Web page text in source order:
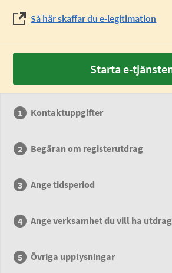
Så här skaffar du e-legitimation
Starta e-
Kontaktuppgifter
Begäran om registerutdrag
Ange tidsperiod
Ange verksamhet du vill ha
Övriga upplysningar